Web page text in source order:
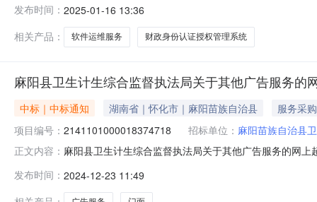
编码:431226项目所在行政区划名称:湖南省怀化市麻阳
发布时间： 2025-01-16 13:36
相关产品：
软件运维服务 财政身份认证授权管理系统
麻阳县卫生计生综合监督执法局关于其他广告服务的
中标｜中标通知 湖南省｜怀化市｜麻阳苗族自治县
服务采购
项目编号： 2141101000018374718 招标单位： 麻阳苗族自治县
正文内容： 麻阳县卫生计生综合监督执法局关于其他广告服务的网
编码:431226项目所在行政区划名称:湖南省怀化市麻阳
发布时间： 2024-12-23 11:49